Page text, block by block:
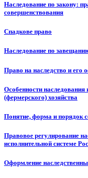
Наследование по закону:
совершенствования
Спадкове право
Наследование по
Право на наследство и его
Особенности наследования
(фермерского) хозяйства
Понятие, форма и порядок
Правовое регулирование
исполнительной системе
Оформление